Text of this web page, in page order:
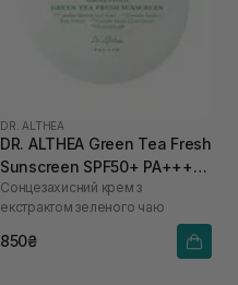
DR. ALTHEA
DR. ALTHEA Green Tea Fresh
Sunscreen SPF50+ PA++++
45 мл
Сонцезахисний крем з
екстрактом зеленого чаю
850₴